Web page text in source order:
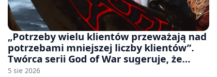
„Potrzeby wielu klientów przeważają nad
potrzebami mniejszej liczby klientów”.
Twórca serii God of War sugeruje, że
rozumie, dlaczego Sony rezygnuje z gier
5 sie 2026